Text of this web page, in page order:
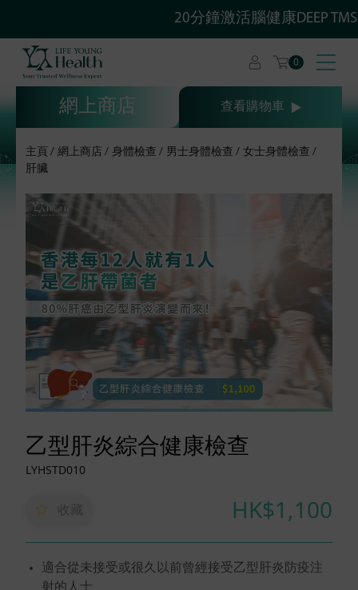
20分鐘激活腦健康DEEP
0
網上商店 查看購物車
主頁 網上商店 身體檢查 男士身體檢查
女士身體檢查
肝臟
乙型肝炎綜合健康檢查
LYHSTD010
收藏 HK$1,100
適合從未接受或很久以前曾經接受乙型肝炎防疫注